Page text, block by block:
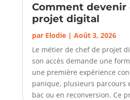
Comment devenir
projet digital
par Elodie| Août 3, 2026
Le métier de chef de projet
son accès demande une
une première expérience
panique, plusieurs parcours
bac ou en reconversion. Ce